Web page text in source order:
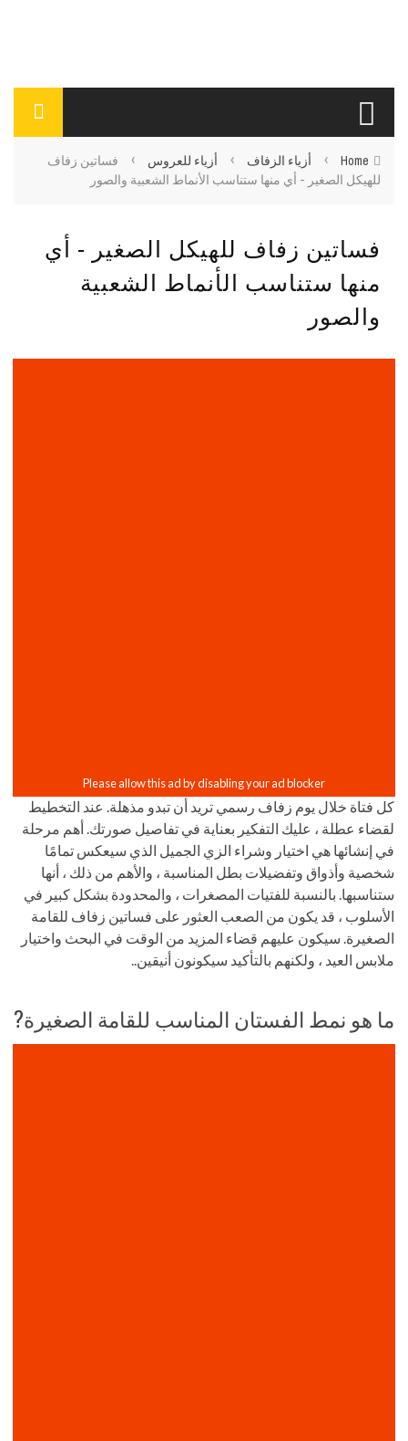
Home
› أزياء الزفاف › أزياء للعروس ›
فساتين زفاف
للهيكل الصغير - أي منها ستناسب الأنماط الشعبية والصور
فساتين زفاف للهيكل الصغير - أي
منها ستناسب الأنماط الشعبية
والصور
كل فتاة خلال يوم زفاف رسمي تريد أن تبدو مذهلة. عند التخطيط
لقضاء عطلة ، عليك التفكير بعناية في تفاصيل صورتك. أهم مرحلة
في إنشائها هي اختيار وشراء الزي الجميل الذي سيعكس تمامًا
شخصية وأذواق وتفضيلات بطل المناسبة ، والأهم من ذلك ، أنها
ستناسبها. بالنسبة للفتيات المصغرات ، والمحدودة بشكل كبير في
الأسلوب ، قد يكون من الصعب العثور على فساتين زفاف للقامة
الصغيرة. سيكون عليهم قضاء المزيد من الوقت في البحث واختيار
ملابس العيد ، ولكنهم بالتأكيد سيكونون أنيقين..
ما هو نمط الفستان المناسب للقامة الصغيرة?